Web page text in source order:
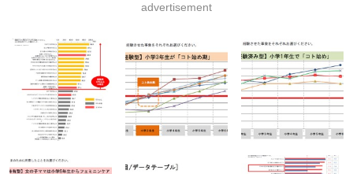
advertisement